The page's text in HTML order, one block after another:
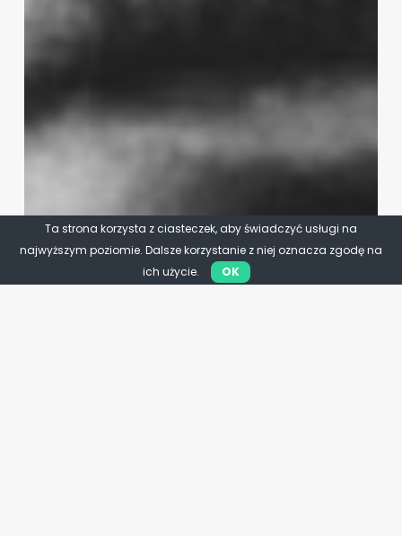
Ta strona korzysta z ciasteczek, aby świadczyć usługi na
najwyższym poziomie. Dalsze korzystanie z niej oznacza zgodę na
ich użycie.
OK